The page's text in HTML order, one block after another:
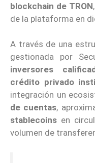
blockchain de TRON
de la plataforma en
A través de una
gestionada por
inversores
crédito privado
integración un
de cuentas,
stablecoins en
volumen de